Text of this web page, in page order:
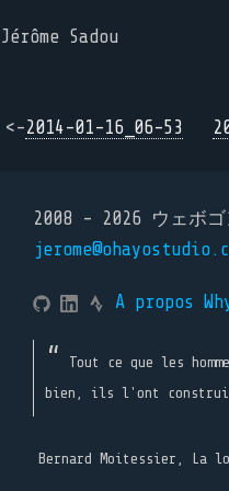
Jérôme Sadou
<-2014-01-16_06-53
2008 - 2026 ウェボ
A propos
Tout ce que les
bien, ils l'ont
Bernard Moitessier, La